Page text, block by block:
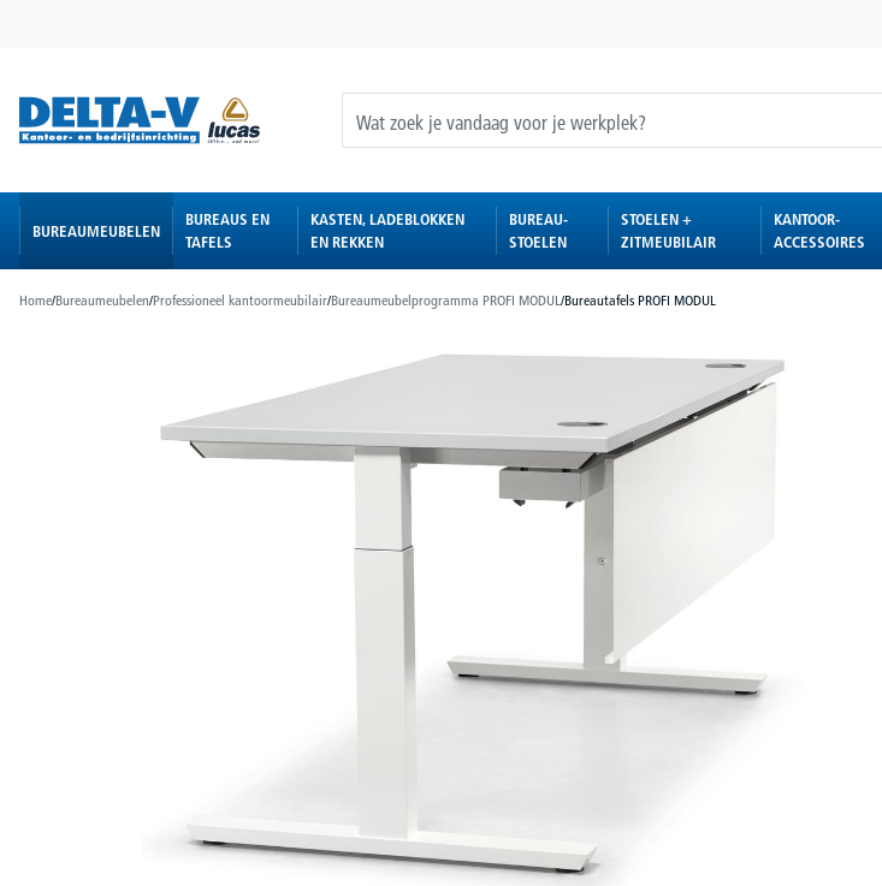
BUREAUMEUBELEN
BUREAUS EN
TAFELS
KASTEN, LADEBLOKKEN
EN REKKEN
BUREAU-
STOELEN
STOELEN +
ZITMEUBILAIR
KANTOOR-
ACCESSOIRES
Home/Bureaumeubelen/Professioneel kantoormeubilair/Bureaumeubelprogramma PROFI MODUL/Bureautafels PROFI MODUL